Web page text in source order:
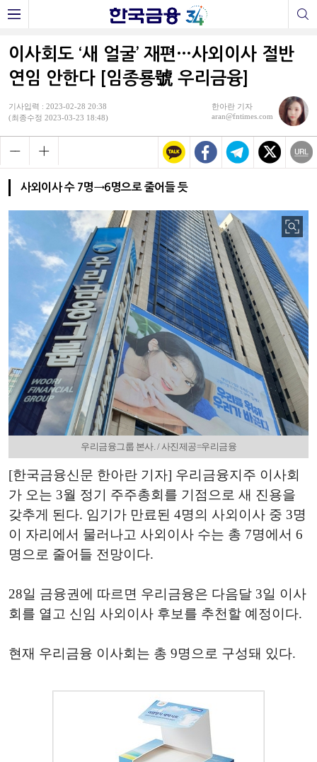
이사회도 ‘새 얼굴’ 재편…사외이사 절반
연임 안한다 [임종룡號 우리금융]
기사입력 : 2023-02-28 20:38
(최종수정 2023-03-23 18:48)
한아란 기자
aran@fntimes.com
사외이사 수 7명→6명으로 줄어들 듯
우리금융그룹 본사. / 사진제공=우리금융
[한국금융신문 한아란 기자] 우리금융지주 이사회
가 오는 3월 정기 주주총회를 기점으로 새 진용을
갖추게 된다. 임기가 만료된 4명의 사외이사 중 3명
이 자리에서 물러나고 사외이사 수는 총 7명에서 6
명으로 줄어들 전망이다.
28일 금융권에 따르면 우리금융은 다음달 3일 이사
회를 열고 신임 사외이사 후보를 추천할 예정이다.
현재 우리금융 이사회는 총 9명으로 구성돼 있다.